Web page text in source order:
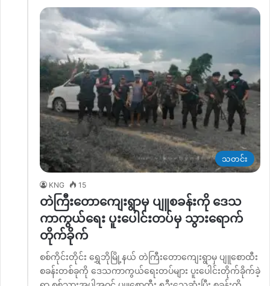
သတင်း
KNG 15
တဲကြီးတောကျေးရွာမှ ပျူစခန်းကို ဒေသ
ကာကွယ်ရေး ပူးပေါင်းတပ်မှ သွားရောက်
တိုက်ခိုက်
စစ်ကိုင်းတိုင်း ရွှေဘိုမြို့နယ် တဲကြီးတောကျေးရွာမှ ပျူစောထီး
စခန်းတစ်ခုကို ဒေသကာကွယ်‌ရေးတပ်များ ပူးပေါင်းတိုက်ခိုက်ခဲ့